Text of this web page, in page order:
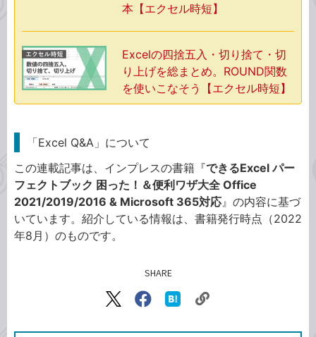
本【エクセル時短】
Excelの四捨五入・切り捨て・切
り上げを総まとめ。ROUND関数
を使いこなそう【エクセル時短】
「Excel Q&A」について
この連載記事は、インプレスの書籍『できるExcel パー
フェクトブック 困った！＆便利ワザ大全 Office
2021/2019/2016 & Microsoft 365対応』の内容に基づ
いています。紹介している情報は、書籍発行時点（2022
年8月）のものです。
SHARE
X（旧
で
Facebook
シ
な
ク